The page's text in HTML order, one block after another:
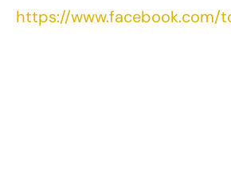
https://www.facebook.com/